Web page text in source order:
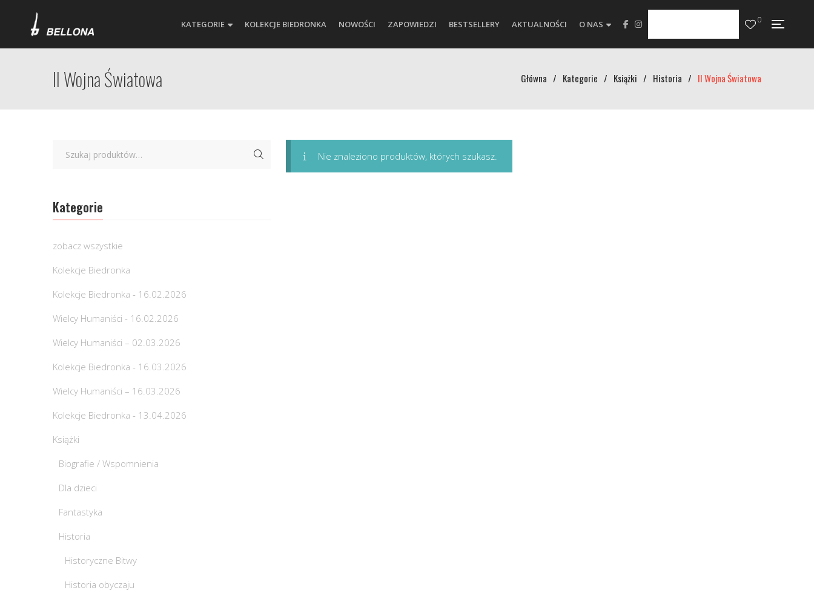
KATEGORIE KOLEKCJE BIEDRONKA NOWOŚCI ZAPOWIEDZI BESTSELLERY AKTUALNOŚCI O NAS 0
II Wojna Światowa Główna / Kategorie / Książki / Historia / II Wojna Światowa
Nie znaleziono produktów, których szukasz.
Kategorie
zobacz wszystkie
Kolekcje Biedronka
Kolekcje Biedronka - 16.02.2026
Wielcy Humaniści - 16.02.2026
Wielcy Humaniści – 02.03.2026
Kolekcje Biedronka - 16.03.2026
Wielcy Humaniści – 16.03.2026
Kolekcje Biedronka - 13.04.2026
Książki
Biografie / Wspomnienia
Dla dzieci
Fantastyka
Historia
Historyczne Bitwy
Historia obyczaju